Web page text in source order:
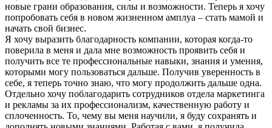
новые грани образования, силы и возможности. Теперь я хочу
попробовать себя в новом жизненном амплуа – стать мамой и
начать свой бизнес.
Я хочу выразить благодарность компании, которая когда-то
поверила в меня и дала мне возможность проявить себя и
получить все те профессиональные навыки, знания и умения,
которыми могу пользоваться дальше. Получив уверенность в
себе, я теперь точно знаю, что могу продолжить дальше одна.
Отдельно хочу поблагодарить сотрудников отдела маркетинга
и рекламы за их профессионализм, качественную работу и
сплоченность. То, чему вы меня научили, я буду сохранять и